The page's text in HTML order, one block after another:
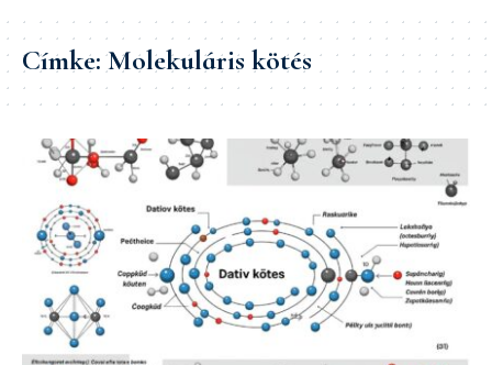
Címke:Molekuláris kötés